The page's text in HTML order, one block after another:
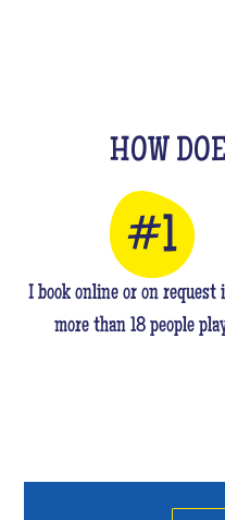
HOW
I book online or on request
more than 18 people